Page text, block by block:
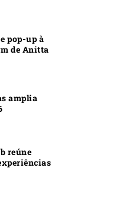
pop-up à
de Anitta
amplia
reúne